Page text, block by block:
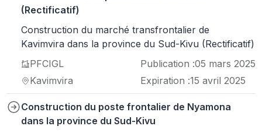
(Rectificatif)
Construction du marché transfrontalier de
Kavimvira dans la province du Sud-Kivu (Rectificatif)
PFCIGL
Kavimvira
Publication :05 mars 2025
Expiration :15 avril 2025
Construction du poste frontalier de Nyamona
dans la province du Sud-Kivu